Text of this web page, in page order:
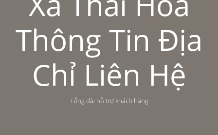
Thông Tin Địa
Chỉ Liên Hệ
Tổng đài hỗ trợ khách hàng